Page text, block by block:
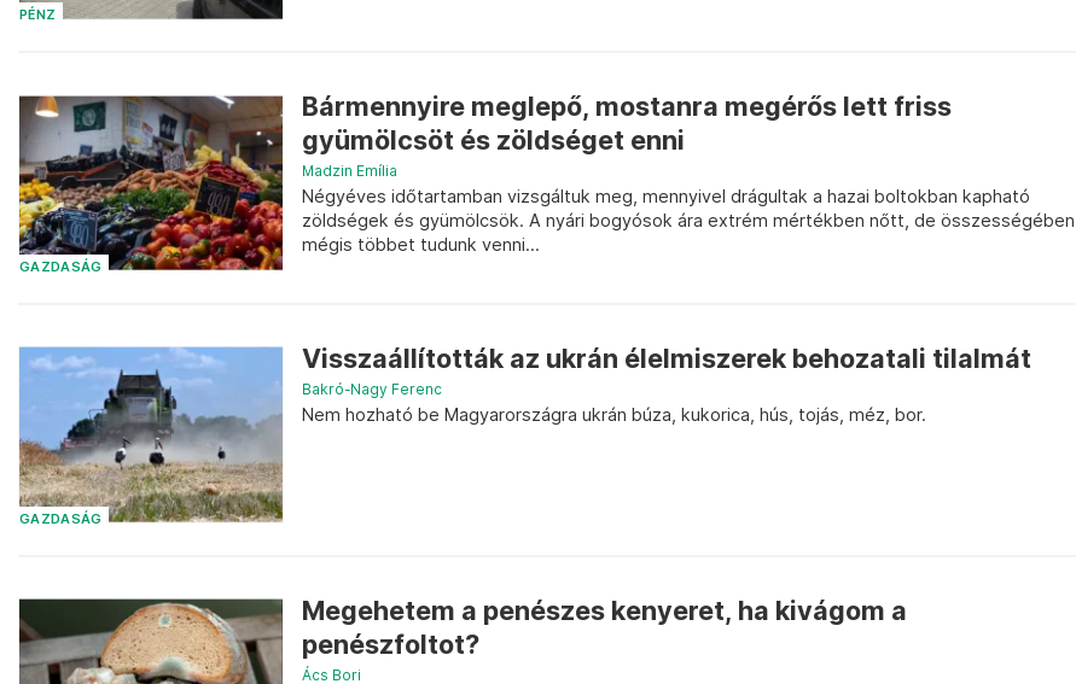
PÉNZ
GAZDASÁG
Bármennyire meglepő, mostanra megérős lett friss
gyümölcsöt és zöldséget enni
Madzin Emília
Négyéves időtartamban vizsgáltuk meg, mennyivel drágultak a hazai boltokban kapható
zöldségek és gyümölcsök. A nyári bogyósok ára extrém mértékben nőtt, de összességében
mégis többet tudunk venni...
GAZDASÁG
Visszaállították az ukrán élelmiszerek behozatali tilalmát
Bakró-Nagy Ferenc
Nem hozható be Magyarországra ukrán búza, kukorica, hús, tojás, méz, bor.
Megehetem a penészes kenyeret, ha kivágom a
penészfoltot?
Ács Bori